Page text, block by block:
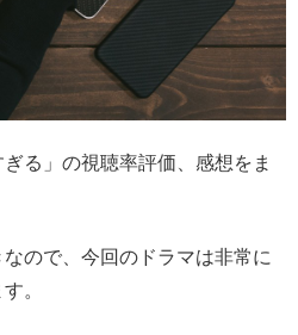
る」の視聴率評価、感想をま
ので、今回のドラマは非常に
。